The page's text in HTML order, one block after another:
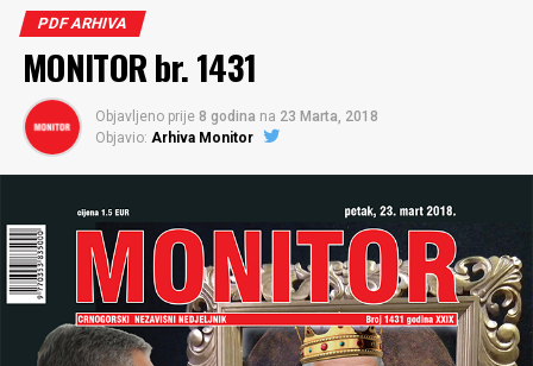
PDF ARHIVA
MONITOR br. 1431
Objavljeno prije 8 godina na 23 Marta, 2018
Objavio: Arhiva Monitor